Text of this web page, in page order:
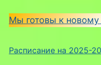
Мы готовы к новому
Расписание на 2025-